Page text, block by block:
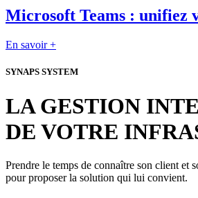
Microsoft Teams : unifiez
En savoir +
SYNAPS SYSTEM
LA GESTION
DE VOTRE
Prendre le temps de connaître son client et
pour proposer la solution qui lui convient.